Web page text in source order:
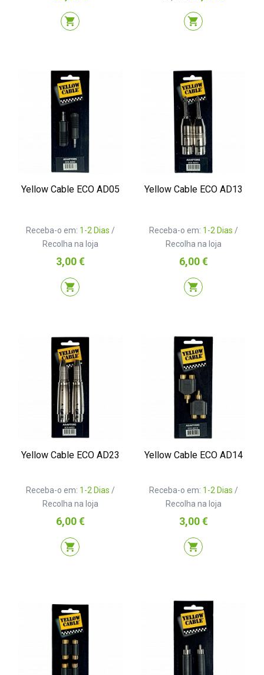
shopping_cart
normal
shopping_cart
Yellow Cable ECO AD05
Receba-o em: 1-2 Dias /
Recolha na loja
Preço
3,00 €
shopping_cart
Yellow Cable ECO AD13
Receba-o em: 1-2 Dias /
Recolha na loja
Preço
6,00 €
shopping_cart
Yellow Cable ECO AD23
Receba-o em: 1-2 Dias /
Recolha na loja
Preço
6,00 €
shopping_cart
Yellow Cable ECO AD14
Receba-o em: 1-2 Dias /
Recolha na loja
Preço
3,00 €
shopping_cart